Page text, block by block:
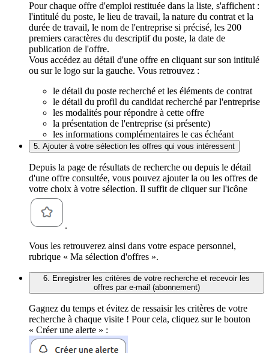
Pour chaque offre d'emploi restituée dans la liste, s'affichent :
l'intitulé du poste, le lieu de travail, la nature du contrat et la
durée de travail, le nom de l'entreprise si précisé, les 200
premiers caractères du descriptif du poste, la date de
publication de l'offre.
Vous accédez au détail d'une offre en cliquant sur son intitulé
ou sur le logo sur la gauche. Vous retrouvez :
le détail du poste recherché et les éléments de contrat
le détail du profil du candidat recherché par l'entreprise
les modalités pour répondre à cette offre
la présentation de l'entreprise (si présente)
les informations complémentaires le cas échéant
5. Ajouter à votre sélection les offres qui vous intéressent
Depuis la page de résultats de recherche ou depuis le détail
d'une offre consultée, vous pouvez ajouter la ou les offres de
votre choix à votre sélection. Il suffit de cliquer sur l'icône
.
Vous les retrouverez ainsi dans votre espace personnel,
rubrique « Ma sélection d'offres ».
6. Enregistrer les critères de votre recherche et recevoir les
offres par e-mail (abonnement)
Gagnez du temps et évitez de ressaisir les critères de votre
recherche à chaque visite ! Pour cela, cliquez sur le bouton
« Créer une alerte » :